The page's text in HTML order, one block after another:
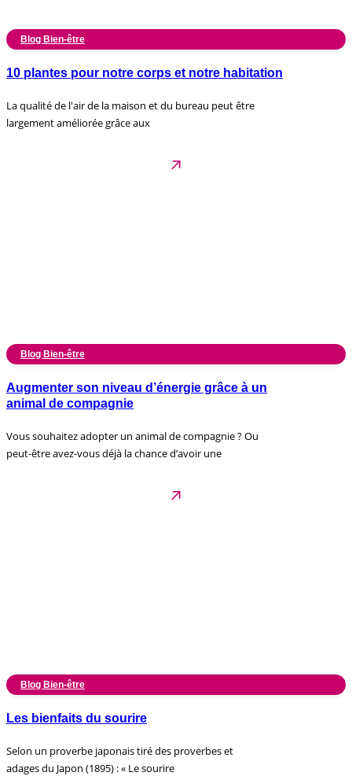
Blog Bien-être
10 plantes pour notre corps et notre habitation
La qualité de l'air de la maison et du bureau peut être
largement améliorée grâce aux
Blog Bien-être
Augmenter son niveau d’énergie grâce à un
animal de compagnie
Vous souhaitez adopter un animal de compagnie ? Ou
peut-être avez-vous déjà la chance d’avoir une
Blog Bien-être
Les bienfaits du sourire
Selon un proverbe japonais tiré des proverbes et
adages du Japon (1895) : « Le sourire